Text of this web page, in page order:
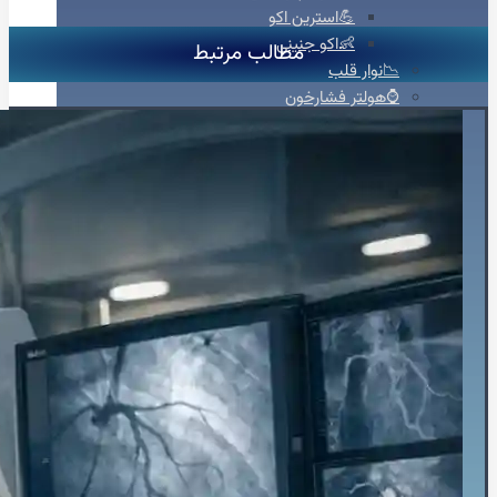
💪استرین اکو
👶اکو جنینی
📉نوار قلب
⌚هولتر فشارخون
💓هولتر ضربان قلب
🩺تشخیص‌ودرمان
💬مشاوره
🍎مشاوره تخصصی تغذیه
🩸بیماران دیابتی
♀️قلب بانوان
🔎چکاپ و غربالگری
🚭مشاوره ترک سیگار
🎗️درمان سرطان سینه
👩‍⚕️مشاوره جراحی زنان
✨جراحی زیبایی
مطالب مرتبط